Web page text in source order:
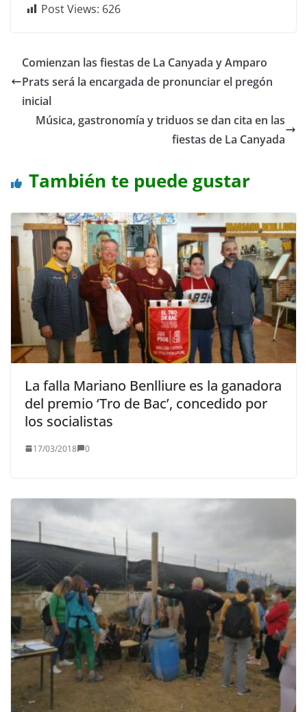
Post Views: 626
Comienzan las fiestas de La Canyada y Amparo
Prats será la encargada de pronunciar el pregón
inicial
Música, gastronomía y triduos se dan cita en las
fiestas de La Canyada
También te puede gustar
La falla Mariano Benlliure es la ganadora
del premio ‘Tro de Bac’, concedido por
los socialistas
17/03/2018 0